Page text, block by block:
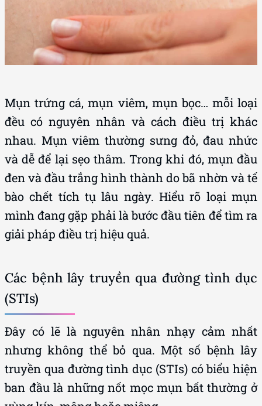
Mụn trứng cá, mụn viêm, mụn bọc… mỗi loại
đều có nguyên nhân và cách điều trị khác
nhau. Mụn viêm thường sưng đỏ, đau nhức
và dễ để lại sẹo thâm. Trong khi đó, mụn đầu
đen và đầu trắng hình thành do bã nhờn và tế
bào chết tích tụ lâu ngày. Hiểu rõ loại mụn
mình đang gặp phải là bước đầu tiên để tìm ra
giải pháp điều trị hiệu quả.
Các bệnh lây truyền qua đường tình dục
(STIs)
Đây có lẽ là nguyên nhân nhạy cảm nhất
nhưng không thể bỏ qua. Một số bệnh lây
truyền qua đường tình dục (STIs) có biểu hiện
ban đầu là những nốt mọc mụn bất thường ở